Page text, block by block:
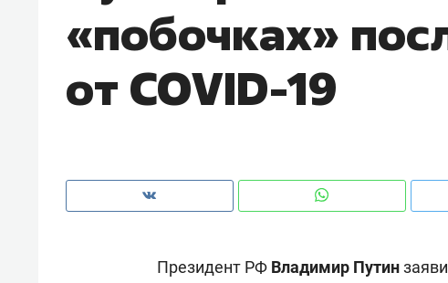
«побочках»
от COVID-19
Президент РФ Владимир Путин
чем интересен Оман?